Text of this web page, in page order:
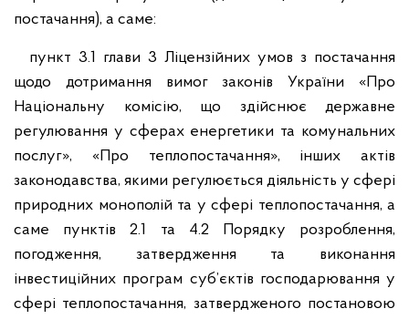
постачання), а саме:
пункт 3.1 глави 3 Ліцензійних умов з постачання
щодо дотримання вимог законів України «Про
Національну комісію, що здійснює державне
регулювання у сферах енергетики та комунальних
послуг», «Про теплопостачання», інших актів
законодавства, якими регулюється діяльність у сфері
природних монополій та у сфері теплопостачання, а
саме пунктів 2.1 та 4.2 Порядку розроблення,
погодження, затвердження та виконання
інвестиційних програм суб’єктів господарювання у
сфері теплопостачання, затвердженого постановою